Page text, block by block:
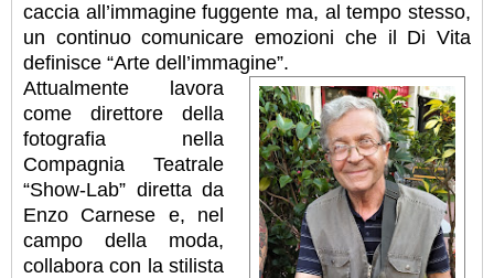
caccia all’immagine fuggente ma, al tempo stesso,
un continuo comunicare emozioni che il Di Vita
definisce “Arte dell’immagine”.
Attualmente lavora
come direttore della
fotografia nella
Compagnia Teatrale
“Show-Lab” diretta da
Enzo Carnese e, nel
campo della moda,
collabora con la stilista